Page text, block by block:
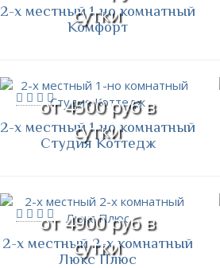
сутки
2-х местный 1-но комнатный
Комфорт
от 4500 руб в
сутки
2-х местный 1-но комнатный
Студия Коттедж
от 4900 руб в
сутки
2-х местный 2-х комнатный
Люкс Плюс